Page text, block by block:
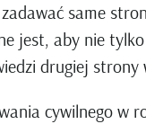
same
jest, aby nie
drugiej
cywilnego w